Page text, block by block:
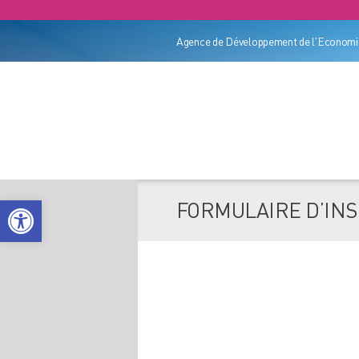
Agence de Développement de
FORMULAIRE
Ouvrir la barre d’outils